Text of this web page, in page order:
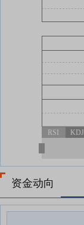
RSI KDJ
资金动向